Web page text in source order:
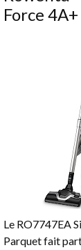
Force
Le RO7747EA
Parquet fait